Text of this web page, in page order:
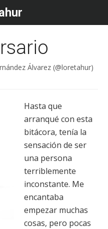
Álvarez (@loretahur)
Hasta que
arranqué con esta
bitácora, tenía la
sensación de ser
una persona
terriblemente
inconstante. Me
encantaba
empezar muchas
cosas, pero pocas